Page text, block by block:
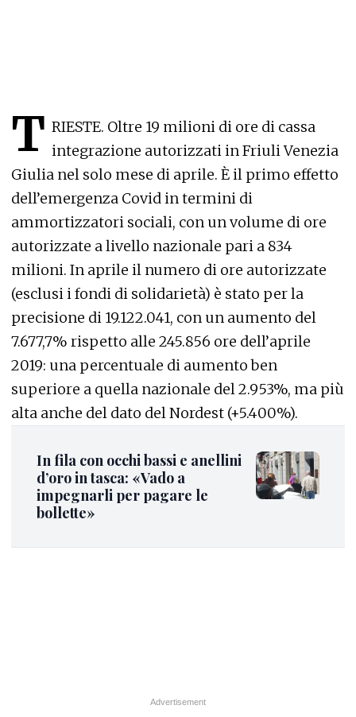
T RIESTE. Oltre 19 milioni di ore di cassa
integrazione autorizzati in Friuli Venezia
Giulia nel solo mese di aprile. È il primo effetto
dell’emergenza Covid in termini di
ammortizzatori sociali, con un volume di ore
autorizzate a livello nazionale pari a 834
milioni. In aprile il numero di ore autorizzate
(esclusi i fondi di solidarietà) è stato per la
precisione di 19.122.041, con un aumento del
7.677,7% rispetto alle 245.856 ore dell’aprile
2019: una percentuale di aumento ben
superiore a quella nazionale del 2.953%, ma più
alta anche del dato del Nordest (+5.400%).
In fila con occhi bassi e anellini
d’oro in tasca: «Vado a
impegnarli per pagare le
bollette»